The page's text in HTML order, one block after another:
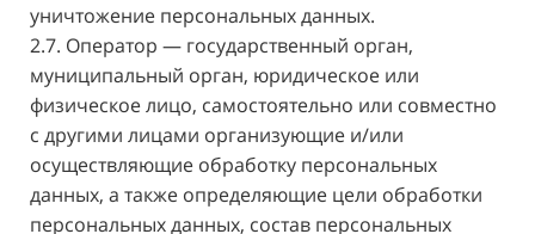
уничтожение персональных данных.
2.7. Оператор — государственный орган,
муниципальный орган, юридическое или
физическое лицо, самостоятельно или совместно
с другими лицами организующие и/или
осуществляющие обработку персональных
данных, а также определяющие цели обработки
персональных данных, состав персональных